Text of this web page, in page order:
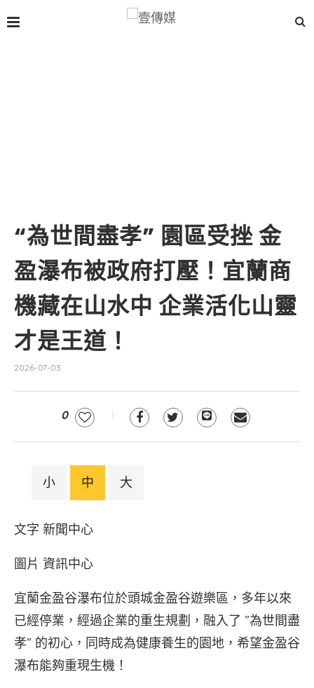
“為世間盡孝” 園區受挫 金
盈瀑布被政府打壓！宜蘭商
機藏在山水中 企業活化山靈
才是王道！
2026-07-03
0
小 中 大
文字 新聞中心
圖片 資訊中心
宜蘭金盈谷瀑布位於頭城金盈谷遊樂區，多年以來
已經停業，經過企業的重生規劃，融入了 ”為世間盡
孝” 的初心，同時成為健康養生的園地，希望金盈谷
瀑布能夠重現生機！